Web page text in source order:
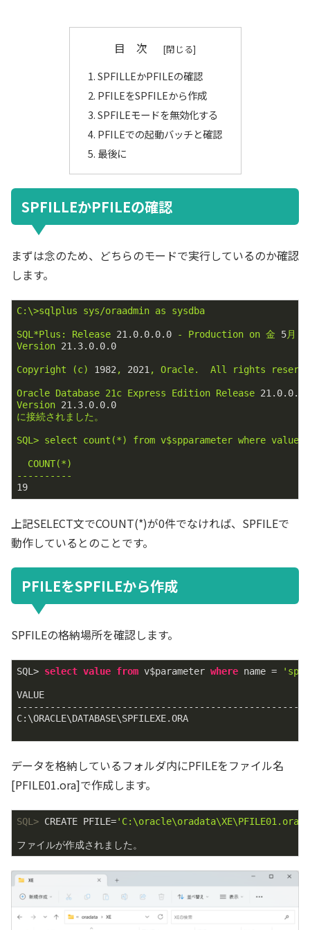
目 次
SPFILLEかPFILEの確認
PFILEをSPFILEから作成
SPFILEモードを無効化する
PFILEでの起動バッチと確認
最後に
SPFILLEかPFILEの確認
まずは念のため、どちらのモードで実行しているのか確認
します。
C:\>sqlplus sys/oraadmin as sysdba
SQL*Plus: Release 21.0.0.0.0 - Production on 金 5月
Version 21.3.0.0.0
Copyright (c) 1982, 2021, Oracle. All rights
Oracle Database 21c Express Edition Release 21.0.0.0
Version 21.3.0.0.0
に接続されました。
SQL> select count(*) from v$spparameter where value
COUNT(*)
----------
19
上記SELECT文でCOUNT(*)が0件でなければ、SPFILEで
動作しているとのことです。
PFILEをSPFILEから作成
SPFILEの格納場所を確認します。
SQL> select value from v$parameter where name =
VALUE
C:\ORACLE\DATABASE\SPFILEXE.ORA
データを格納しているフォルダ内にPFILEをファイル名
[PFILE01.ora]で作成します。
SQL> CREATE PFILE='C:\oracle\oradata\XE\PFILE01.ora'